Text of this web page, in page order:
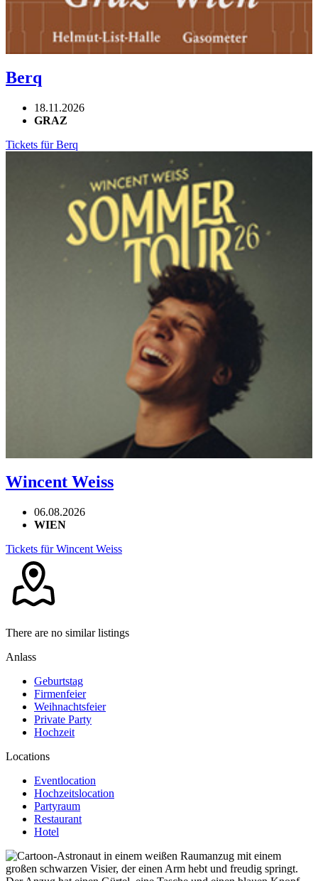
Berq
18.11.2026
GRAZ
Tickets für Berq
Wincent Weiss
06.08.2026
WIEN
Tickets für Wincent Weiss
There are no similar listings
Anlass
Geburtstag
Firmenfeier
Weihnachtsfeier
Private Party
Hochzeit
Locations
Eventlocation
Hochzeitslocation
Partyraum
Restaurant
Hotel